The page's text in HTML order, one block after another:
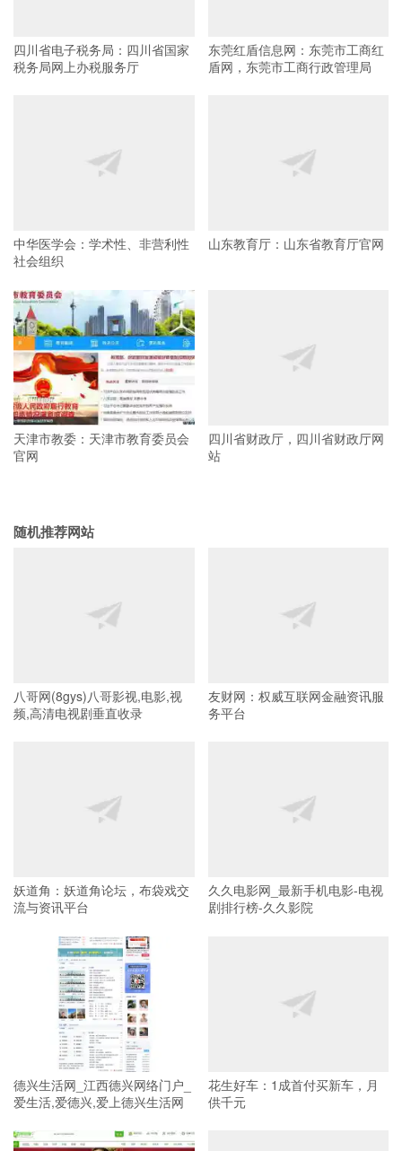
四川省电子税务局：四川省国家
税务局网上办税服务厅
东莞红盾信息网：东莞市工商红
盾网，东莞市工商行政管理局
中华医学会：学术性、非营利性
社会组织
山东教育厅：山东省教育厅官网
天津市教委：天津市教育委员会
官网
四川省财政厅，四川省财政厅网
站
随机推荐网站
八哥网(8gys)八哥影视,电影,视
频,高清电视剧垂直收录
友财网：权威互联网金融资讯服
务平台
妖道角：妖道角论坛，布袋戏交
流与资讯平台
久久电影网_最新手机电影-电视
剧排行榜-久久影院
德兴生活网_江西德兴网络门户_
爱生活,爱德兴,爱上德兴生活网
花生好车：1成首付买新车，月
供千元